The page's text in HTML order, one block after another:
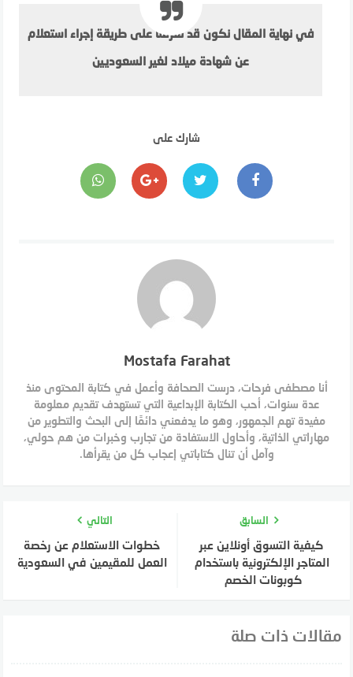
في نهاية المقال نكون قد تعرفنا على طريقة إجراء استعلام
عن شهادة ميلاد لغير السعوديين
شارك على
Mostafa Farahat
أنا مصطفى فرحات، درست الصحافة وأعمل في كتابة المحتوى منذ
عدة سنوات، أحب الكتابة الإبداعية التي تستهدف تقديم معلومة
مفيدة تهم الجمهور، وهو ما يدفعني دائمًا إلى البحث والتطوير من
مهاراتي الذاتية، وأحاول الاستفادة من تجارب وخبرات من هم حولي،
وآمل أن تنال كتاباتي إعجاب كل من يقرأها.
السابق
كيفية التسوق أونلاين عبر
المتاجر الإلكترونية باستخدام
كوبونات الخصم
التالي
خطوات الاستعلام عن رخصة
العمل للمقيمين في السعودية
مقالات ذات صلة